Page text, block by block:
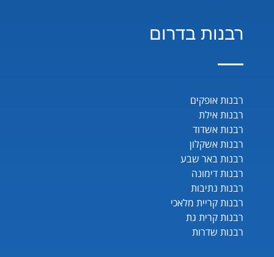
רבנות בדרום
רבנות אופקים
רבנות אילת
רבנות אשדוד
רבנות אשקלון
רבנות באר שבע
רבנות דימונה
רבנות נתיבות
רבנות קריית מלאכי
רבנות קרית גת
רבנות שדרות